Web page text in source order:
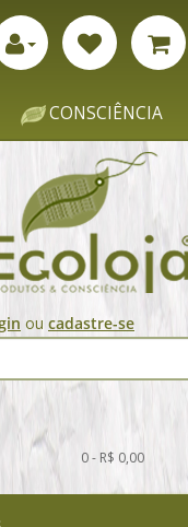
CONSCIÊNCIA
ou cadastre-se
0 - R$ 0,00